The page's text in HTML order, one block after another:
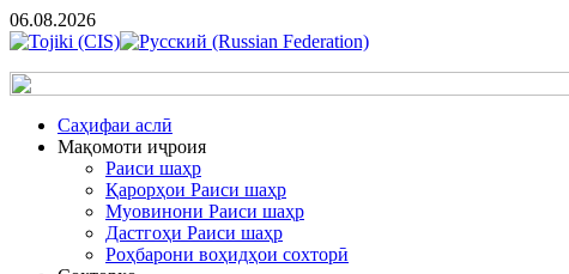
06.08.2026
Cаҳифаи аслӣ
Мақомоти иҷроия
Раиси шаҳр
Қарорҳои Раиси шаҳр
Муовинони Раиси шаҳр
Дастгоҳи Раиси шаҳр
Роҳбарони воҳидҳои сохторӣ